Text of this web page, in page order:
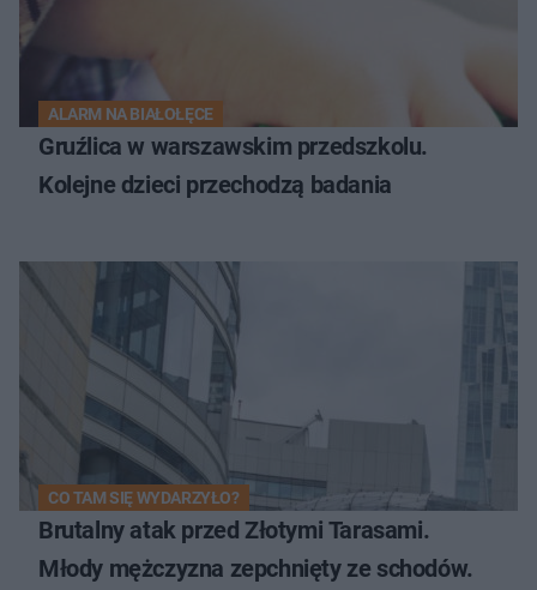
ALARM NA BIAŁOŁĘCE
Gruźlica w warszawskim przedszkolu.
Kolejne dzieci przechodzą badania
CO TAM SIĘ WYDARZYŁO?
Brutalny atak przed Złotymi Tarasami.
Młody mężczyzna zepchnięty ze schodów.